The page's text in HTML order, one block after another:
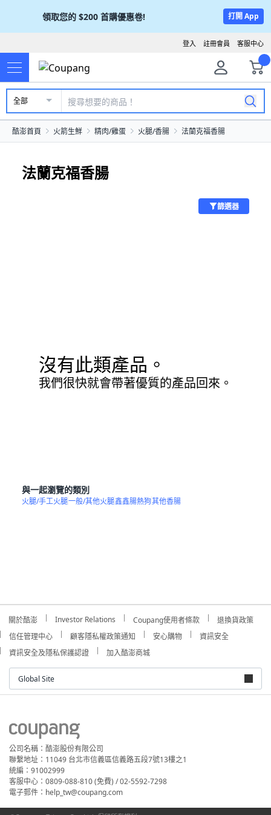
領取您的 $200 首購優惠卷! 打開 App
客服中心
註冊會員
登入
全部
酷澎首頁 火箭生鮮 精肉/雞蛋 火腿/香腸 法蘭克福香腸
法蘭克福香腸
篩選器
沒有此類產品。
我們很快就會帶著優質的產品回來。
與一起瀏覽的類別
火腿/手工火腿一般/其他火腿鑫鑫腸熱狗其他香腸
關於酷澎 Investor Relations Coupang使用者條款
退換貨政策
信任管理中心
顧客隱私權政策通知 安心購物
資訊安全
資訊安全及隱私保護認證
加入酷澎商城
Global Site
公司名稱：酷澎股份有限公司
聯繫地址：11049 台北市信義區信義路五段7號13樓之1
統編：91002999
客服中心：0809-088-810 (免費) / 02-5592-7298
電子郵件：help_tw@coupang.com